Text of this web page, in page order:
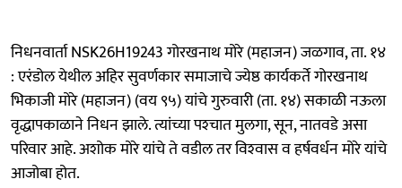
निधनवार्ता NSK26H19243 गोरखनाथ मोरे (महाजन) जळगाव, ता. १४
: एरंडोल येथील अहिर सुवर्णकार समाजाचे ज्येष्ठ कार्यकर्ते गोरखनाथ
भिकाजी मोरे (महाजन) (वय ९५) यांचे गुरुवारी (ता. १४) सकाळी नऊला
वृद्धापकाळाने निधन झाले. त्यांच्या पश्‍चात मुलगा, सून, नातवडे असा
परिवार आहे. अशोक मोरे यांचे ते वडील तर विश्‍वास व हर्षवर्धन मोरे यांचे
आजोबा होत.